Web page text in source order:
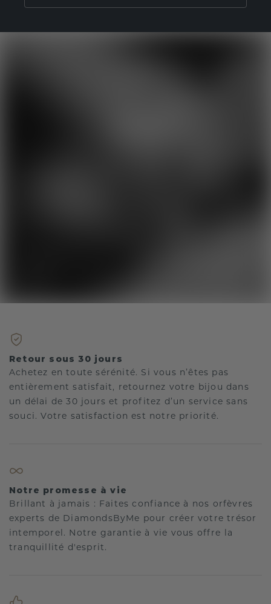
Retour sous 30 jours
Achetez en toute sérénité. Si vous n’êtes pas
entièrement satisfait, retournez votre bijou dans
un délai de 30 jours et profitez d’un service sans
souci. Votre satisfaction est notre priorité.
Notre promesse à vie
Brillant à jamais : Faites confiance à nos orfèvres
experts de DiamondsByMe pour créer votre trésor
intemporel. Notre garantie à vie vous offre la
tranquillité d'esprit.